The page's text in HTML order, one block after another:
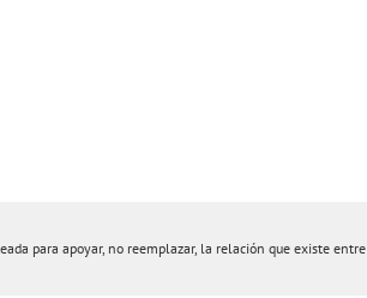
para apoyar, no reemplazar, la relación que existe